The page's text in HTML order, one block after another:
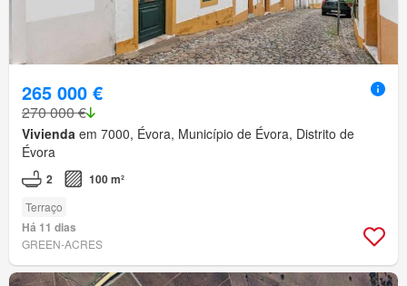
265 000 €
270 000 €
Vivienda em 7000, Évora, Município de Évora, Distrito de
Évora
2 100 m²
Terraço
Há 11 dias
GREEN-ACRES